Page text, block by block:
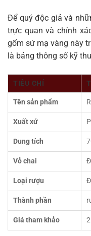
Để quý độc giả và
trực quan và chính
gốm sứ mạ vàng này
là bảng thông số kỹ
TIÊU CHÍ
Tên sản phẩm
Xuất xứ
Dung tích
Vỏ chai
Loại rượu
Thành phần
Giá tham khảo